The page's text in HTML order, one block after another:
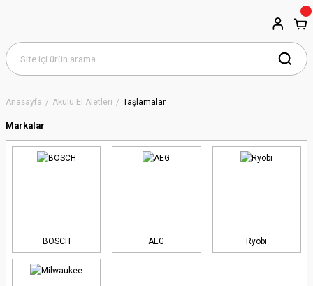
Anasayfa Akülü El Aletleri Taşlamalar
Markalar
BOSCH AEG Ryobi